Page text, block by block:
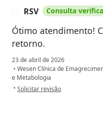
RSV Consulta
Ótimo atendimento!
retorno.
23 de abril de 2026
• Wesen Clínica de
e Metabologia
• na opinião do utilizador RSV
Solicitar revisão